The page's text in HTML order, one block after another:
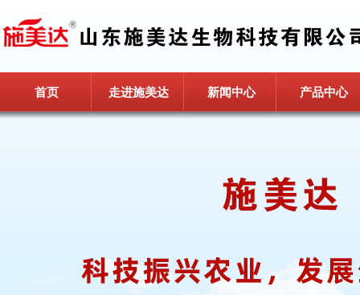
首页 走进施美达 新闻中心 产品中心